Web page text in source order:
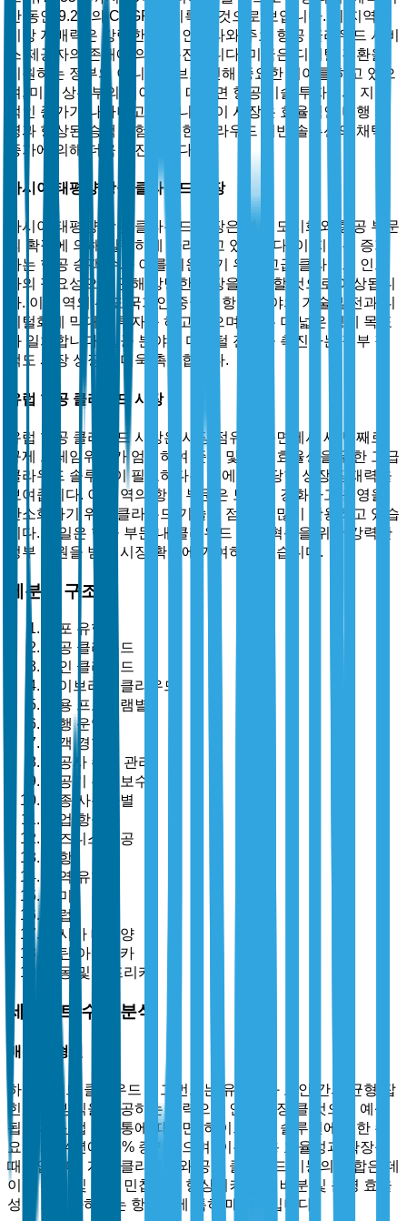
간 동안 9.2%의 CAGR을 기록할 것으로 보입니다. 이 지역의
시장 지배력은 강력한 기술 인프라와 주요 항공 클라우드 서비
스 제공자의 존재에 의해 촉진됩니다. 미국은 디지털 전환을
지원하는 정부의 이니셔티브로 인해 중요한 기여를 하고 있으
며, 미국 상무부의 데이터에 따르면 항공 기술 투자에서 지속
적인 증가가 나타나고 있습니다. 이 시장은 효율적인 비행 운
영과 향상된 승객 경험을 위한 클라우드 기반 솔루션의 채택
증가에 의해 더욱 촉진됩니다.
아시아 태평양 항공 클라우드 시장
아시아 태평양 항공 클라우드 시장은 빠른 도시화와 항공 부문
의 확장에 의해 밀접하게 따라가고 있습니다. 이 지역은 증가
하는 항공 승객 수와 이를 지원하기 위한 고급 클라우드 인프
라의 필요성으로 인해 상당한 성장을 목격할 것으로 예상됩니
다. 이 지역의 선도 국가인 중국은 항공 분야의 기술 발전과 디
지털화에 막대한 투자를 하고 있으며, 이는 더 넓은 경제 목표
와 일치합니다. 항공 분야의 디지털 전환을 촉진하는 정부 정
책도 시장 성장을 더욱 촉진합니다.
유럽 항공 클라우드 시장
유럽 항공 클라우드 시장은 시장 점유율 측면에서 세 번째로,
규제 프레임워크가 엄격하여 준수 및 운영 효율성을 위한 고급
클라우드 솔루션이 필요하다는 점에서 상당한 성장 잠재력을
보여줍니다. 이 지역의 항공 부문은 보안을 강화하고 운영을
간소화하기 위해 클라우드 기술을 점점 더 많이 활용하고 있습
니다. 독일은 항공 부문 내 클라우드 기술 혁신을 위한 강력한
정부 지원을 받아 시장 확장에 기여하고 있습니다.
세분화 구조
배포 유형별
공공 클라우드
개인 클라우드
하이브리드 클라우드
응용 프로그램별
비행 운영
승객 경험
항공사 수익 관리
항공기 유지보수
최종 사용자별
상업 항공사
비즈니스 항공
공항
지역 유형별
북미
유럽
아시아 태평양
라틴 아메리카
중동 및 아프리카
세그먼트 수준 분석
배포 유형별
하이브리드 클라우드 세그먼트는 유연성과 보안 간의 균형 잡
힌 접근 방식을 제공하는 능력으로 인해 가장 클 것으로 예상
됩니다. 산업 소식통에 따르면, 하이브리드 솔루션에 대한 수
요는 2024년에 35% 증가했으며, 이는 비용 효율성과 확장성
때문입니다. 개인 클라우드와 공공 클라우드 기능의 조합은 데
이터 관리 및 운영 민첩성을 향상시켜 자원 배분 및 운영 효율
성을 최적화하려는 항공사에 특히 매력적입니다.